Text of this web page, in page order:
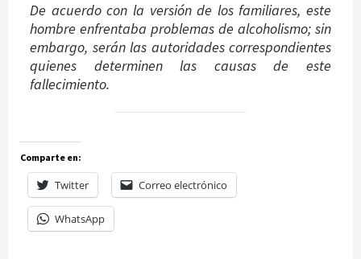
De acuerdo con la versión de los familiares, este
hombre enfrentaba problemas de alcoholismo; sin
embargo, serán las autoridades correspondientes
quienes determinen las causas de este
fallecimiento.
Comparte en:
Twitter Correo electrónico
WhatsApp